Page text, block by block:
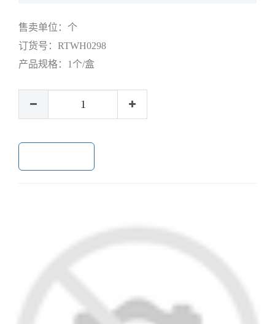
售卖单位： 个
订货号： RTWH0298
产品规格： 1个/盒